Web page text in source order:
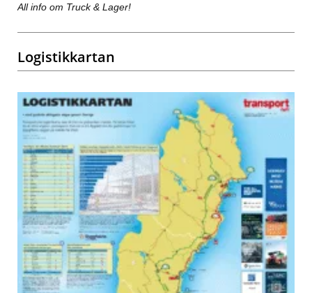
All info om Truck & Lager!
Logistikkartan